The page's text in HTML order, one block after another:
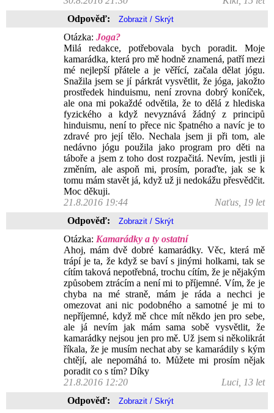
Odpověď:
Otázka: Joga?
Milá redakce, potřebovala bych poradit. Moje
kamarádka, která pro mě hodně znamená, patří mezi
mé nejlepší přátele a je věřící, začala dělat jógu.
Snažila jsem se jí párkrát vysvětlit, že jóga, jakožto
prostředek hinduismu, není zrovna dobrý koníček,
ale ona mi pokaždé odvětila, že to dělá z hlediska
fyzického a když nevyznává žádný z principů
hinduismu, není to přece nic špatného a navíc je to
zdravé pro její tělo. Nechala jsem ji při tom, ale
nedávno jógu použila jako program pro děti na
táboře a jsem z toho dost rozpačitá. Nevím, jestli ji
změním, ale aspoň mi, prosím, poraďte, jak se k
tomu mám stavět já, když už ji nedokážu přesvědčit.
Moc děkuji.
21.8.2016 19:44
Naťus, 19 let
Odpověď:
Otázka: Kamarádky a ty ostatní
Ahoj, mám dvě dobré kamarádky. Věc, která mě
trápí je ta, že když se baví s jinými holkami, tak se
cítím taková nepotřebná, trochu cítím, že je nějakým
způsobem ztrácím a není mi to příjemné. Vím, že je
chyba na mé straně, mám je ráda a nechci je
omezovat ani nic podobného a samotné je mi to
nepříjemné, když mě chce mít někdo jen pro sebe,
ale já nevím jak mám sama sobě vysvětlit, že
kamarádky nejsou jen pro mě. Už jsem si několikrát
říkala, že je musím nechat aby se kamarádily s kým
chtějí, ale nepomáhá to. Můžete mi prosím nějak
poradit co s tím? Díky
21.8.2016 12:20
Luci, 13 let
Odpověď: